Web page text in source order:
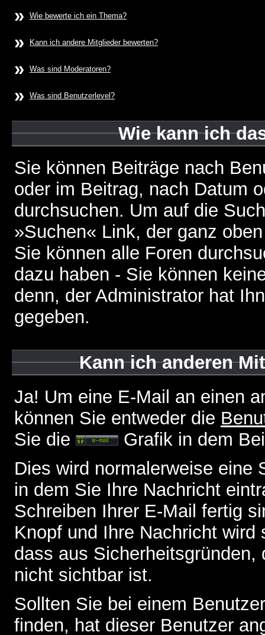
» Wie bewerte ich ein Thema?
» Kann ich andere Mitglieder bewerten?
» Was sind Moderatoren?
» Was sind Benutzerlevel?
Wie kann ich
Sie können Beiträge nach
oder im Beitrag, nach Datum
durchsuchen. Um auf die
»Suchen« Link, der ganz
Sie können alle Foren
dazu haben - Sie können
denn, der Administrator hat
gegeben.
Kann ich anderen
Ja! Um eine E-Mail an einen
können Sie entweder die
Sie die
Grafik in dem
Dies wird normalerweise eine
in dem Sie Ihre Nachricht
Schreiben Ihrer E-Mail fertig
Knopf und Ihre Nachricht
dass aus
nicht sichtbar ist.
Sollten Sie bei einem
finden, hat dieser Benutzer